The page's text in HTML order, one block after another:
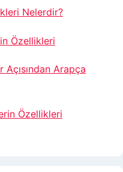
Nelerdir?
Özellikleri
Açısından Arapça
Özellikleri